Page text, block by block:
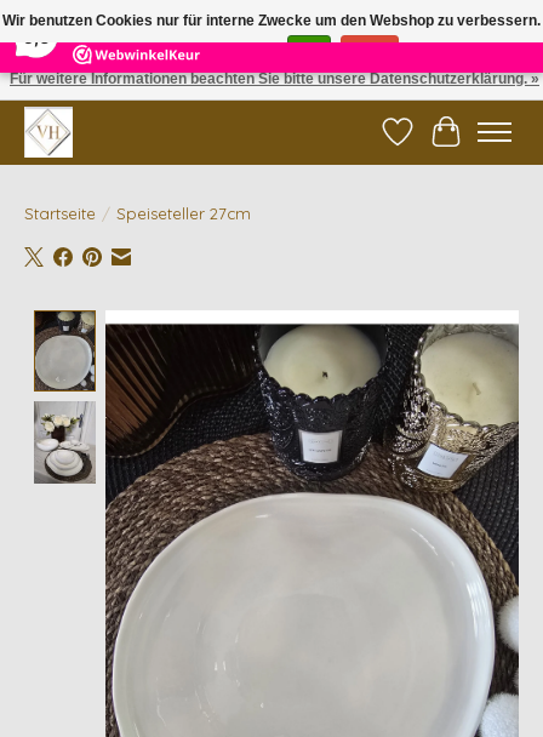
5 Reviews ×
✓ Gratis verzending vanaf €200 | ✓ 14 dagen retourneren
Wunschzettel
Ihr
Startseite / Speiseteller 27cm
Product image slideshow Items
Wir benutzen Cookies nur für interne Zwecke um den Webshop zu verbessern.
Ist das in Ordnung?
Für weitere Informationen beachten Sie bitte unsere Datenschutzerklärung. »